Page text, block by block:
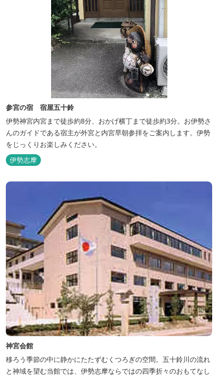
参宮の宿 宿屋五十鈴
伊勢神宮内宮まで徒歩約8分、おかげ横丁まで徒歩約3分。お伊勢さ
んのガイドである宿主が外宮と内宮早朝参拝をご案内します。伊勢
をじっくりお楽しみください。
伊勢志摩
神宮会館
移ろう季節の中に静かにたたずむくつろぎの空間。五十鈴川の流れ
と神域を望む当館では、伊勢志摩ならではの四季折々のおもてなし